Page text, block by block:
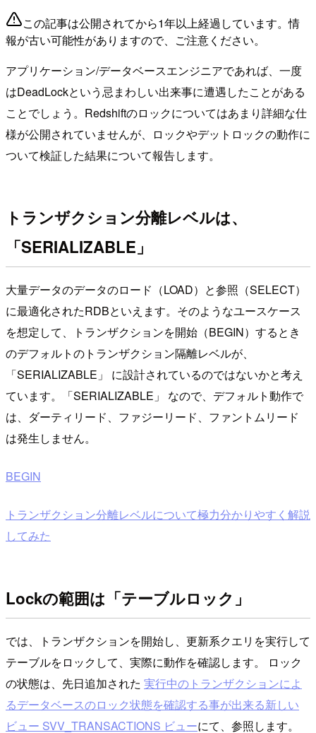
この記事は公開されてから1年以上経過しています。情
報が古い可能性がありますので、ご注意ください。
アプリケーション/データベースエンジニアであれば、一度
はDeadLockという忌まわしい出来事に遭遇したことがある
ことでしょう。Redshiftのロックについてはあまり詳細な仕
様が公開されていませんが、ロックやデットロックの動作に
ついて検証した結果について報告します。
トランザクション分離レベルは、
「SERIALIZABLE」
大量データのデータのロード（LOAD）と参照（SELECT）
に最適化されたRDBといえます。そのようなユースケース
を想定して、トランザクションを開始（BEGIN）するとき
のデフォルトのトランザクション隔離レベルが、
「SERIALIZABLE」 に設計されているのではないかと考え
ています。「SERIALIZABLE」 なので、デフォルト動作で
は、ダーティリード、ファジーリード、ファントムリード
は発生しません。
BEGIN
トランザクション分離レベルについて極力分かりやすく解説
してみた
Lockの範囲は「テーブルロック」
では、トランザクションを開始し、更新系クエリを実行して
テーブルをロックして、実際に動作を確認します。 ロック
の状態は、先日追加された 実行中のトランザクションによ
るデータベースのロック状態を確認する事が出来る新しい
ビュー SVV_TRANSACTIONS ビューにて、参照します。